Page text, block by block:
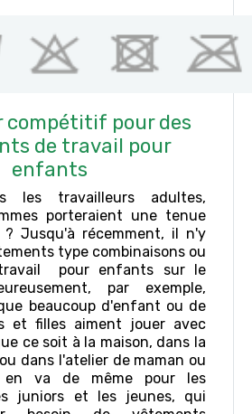
compétitif pour des
de travail pour
enfants
les travailleurs adultes,
porteraient une tenue
? Jusqu'à récemment, il n'y
type combinaisons ou
pour enfants sur le
par exemple,
beaucoup d'enfant ou de
et filles aiment jouer avec
ce soit à la maison, dans la
dans l'atelier de maman ou
en va de même pour les
juniors et les jeunes, qui